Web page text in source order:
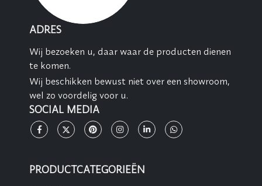
ADRES
Wij bezoeken u, daar waar de producten dienen
te komen.
Wij beschikken bewust niet over een showroom,
wel zo voordelig voor u.
SOCIAL MEDIA
PRODUCTCATEGORIEËN